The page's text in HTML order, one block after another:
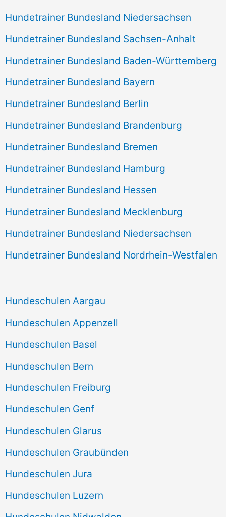
Hundetrainer Bundesland Niedersachsen
Hundetrainer Bundesland Sachsen-Anhalt
Hundetrainer Bundesland Baden-Württemberg
Hundetrainer Bundesland Bayern
Hundetrainer Bundesland Berlin
Hundetrainer Bundesland Brandenburg
Hundetrainer Bundesland Bremen
Hundetrainer Bundesland Hamburg
Hundetrainer Bundesland Hessen
Hundetrainer Bundesland Mecklenburg
Hundetrainer Bundesland Niedersachsen
Hundetrainer Bundesland Nordrhein-Westfalen
Hundeschulen Aargau
Hundeschulen Appenzell
Hundeschulen Basel
Hundeschulen Bern
Hundeschulen Freiburg
Hundeschulen Genf
Hundeschulen Glarus
Hundeschulen Graubünden
Hundeschulen Jura
Hundeschulen Luzern